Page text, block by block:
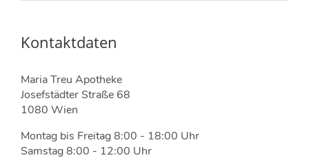
Kontaktdaten
Maria Treu Apotheke
Josefstädter Straße 68
1080 Wien
Montag bis Freitag 8:00 - 18:00 Uhr
Samstag 8:00 - 12:00 Uhr